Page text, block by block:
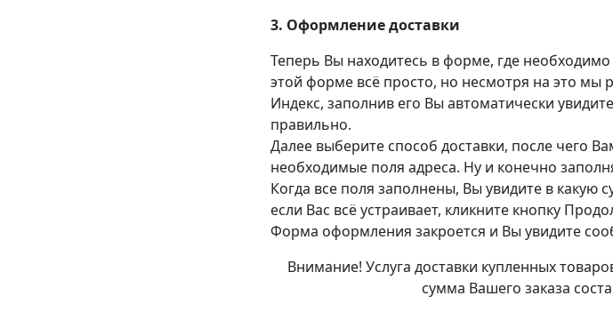
3. Оформление доставки
Теперь Вы находитесь в форме, где
этой форме всё просто, но несмотря на это мы
Индекс, заполнив его Вы автоматически
правильно.
Далее выберите способ доставки, после чего
необходимые поля адреса. Ну и конечно
Когда все поля заполнены, Вы увидите в какую
если Вас всё устраивает, кликните кнопку
Форма оформления закроется и Вы увидите
Внимание! Услуга доставки купленных
сумма Вашего заказа